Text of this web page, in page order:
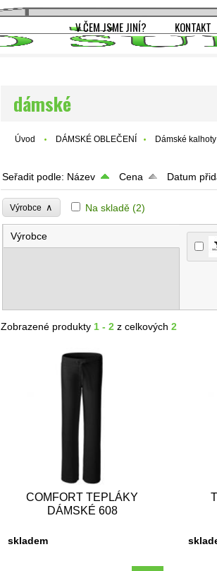
V ČEM JSME JINÍ? KONTAKT
dámské
Úvod DÁMSKÉ OBLEČENÍ Dámské kalhoty
Seřadit podle: Název Cena Datum
Výrobce ∧ Na skladě (2)
Výrobce
Zobrazené produkty 1 - 2 z celkových2
COMFORT TEPLÁKY
DÁMSKÉ 608
skladem